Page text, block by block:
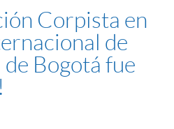
Corpista en
de
Bogotá fue